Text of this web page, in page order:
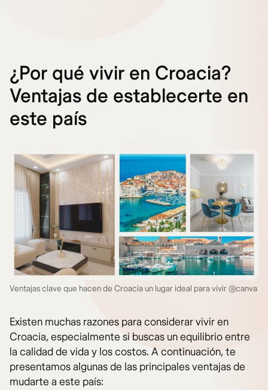
¿Por qué vivir en Croacia?
Ventajas de establecerte en
este país
Ventajas clave que hacen de Croacia un lugar ideal para vivir @canva
Existen muchas razones para considerar vivir en
Croacia, especialmente si buscas un equilibrio entre
la calidad de vida y los costos. A continuación, te
presentamos algunas de las principales ventajas de
mudarte a este país: